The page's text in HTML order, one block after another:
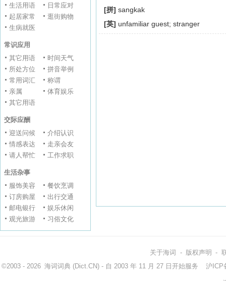
生活用语
日常应对
起居家常
逛街购物
生病就医
常识应用
其它用语
时间天气
所处方位
拼音举例
常用词汇
称谓
亲属
体育娱乐
其它用语
交际应酬
迎送问候
介绍认识
情感表达
走亲会友
请人帮忙
工作求职
生活杂事
服饰美容
餐饮烹调
订房购屋
出行交通
邮电银行
娱乐休闲
观光旅游
习俗文化
[拼] sangkak
[英] unfamiliar guest; stranger
关于海词 - 版权声明 -
©2003 - 2026 海词词典 (Dict.CN) - 自 2003 年 11 月 27 日开始服务 沪ICP